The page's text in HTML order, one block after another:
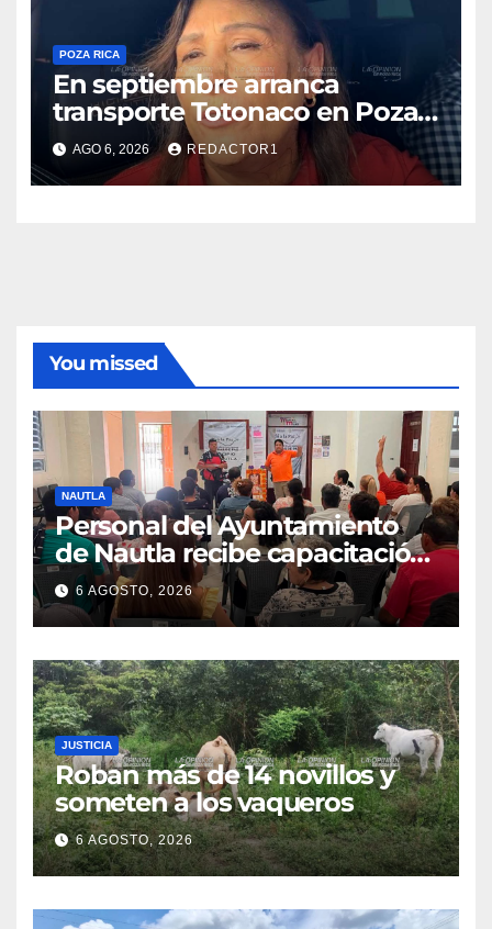
POZA RICA
En septiembre arranca
transporte Totonaco en Poza
Rica
AGO 6, 2026 REDACTOR1
You missed
NAUTLA
Personal del Ayuntamiento
de Nautla recibe capacitación
en atención a emergencias
6 AGOSTO, 2026
JUSTICIA
Roban más de 14 novillos y
someten a los vaqueros
6 AGOSTO, 2026